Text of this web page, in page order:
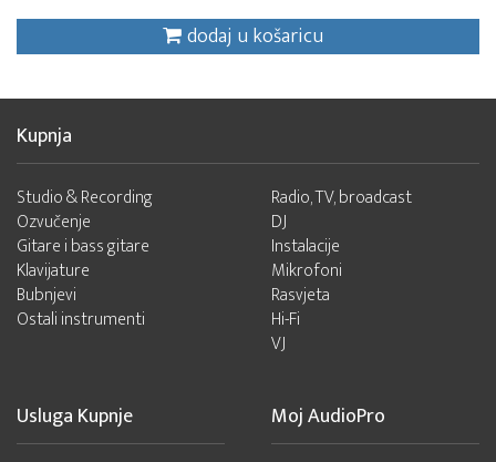
dodaj u košaricu
Kupnja
Studio & Recording
Ozvučenje
Gitare i bass gitare
Klavijature
Bubnjevi
Ostali instrumenti
Radio, TV, broadcast
DJ
Instalacije
Mikrofoni
Rasvjeta
Hi-Fi
VJ
Usluga Kupnje Moj AudioPro